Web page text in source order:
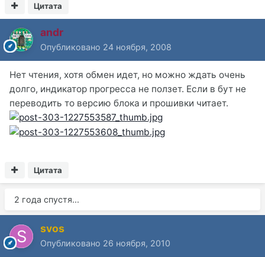
Цитата
andr
Опубликовано 24 ноября, 2008
Нет чтения, хотя обмен идет, но можно ждать очень
долго, индикатор прогресса не ползет. Если в бут не
переводить то версию блока и прошивки читает.
Цитата
2 года спустя...
svos
Опубликовано 26 ноября, 2010